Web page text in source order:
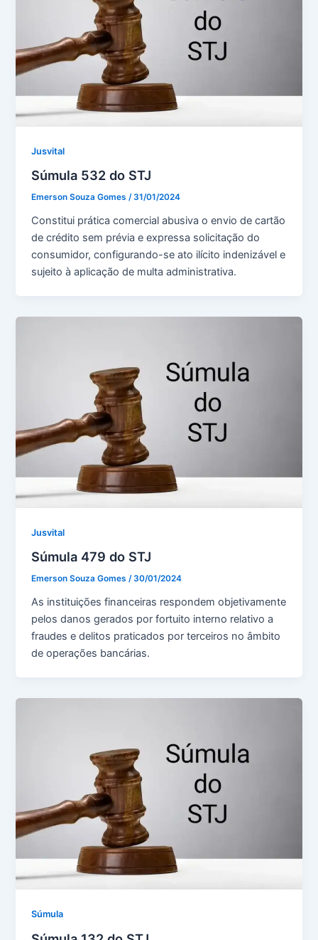
Jusvital
Súmula 532 do STJ
Emerson Souza Gomes/31/01/2024
Constitui prática comercial abusiva o envio de cartão
de crédito sem prévia e expressa solicitação do
consumidor, configurando-se ato ilícito indenizável e
sujeito à aplicação de multa administrativa.
Jusvital
Súmula 479 do STJ
Emerson Souza Gomes/30/01/2024
As instituições financeiras respondem objetivamente
pelos danos gerados por fortuito interno relativo a
fraudes e delitos praticados por terceiros no âmbito
de operações bancárias.
Súmula